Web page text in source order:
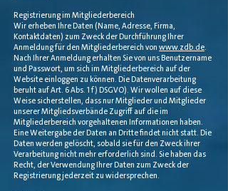
Registrierung im Mitgliederbereich
Wir erheben Ihre Daten (Name, Adresse, Firma,
Kontaktdaten) zum Zweck der Durchführung Ihrer
Anmeldung für den Mitgliederbereich von www.zdb.de.
Nach Ihrer Anmeldung erhalten Sie von uns Benutzername
und Passwort, um sich im Mitgliederbereich auf der
Website einloggen zu können. Die Datenverarbeitung
beruht auf Art. 6 Abs. 1 f) DSGVO). Wir wollen auf diese
Weise sicherstellen, dass nur Mitglieder und Mitglieder
unserer Mitgliedsverbände Zugriff auf die im
Mitgliederbereich vorgehaltenen Informationen haben.
Eine Weitergabe der Daten an Dritte findet nicht statt. Die
Daten werden gelöscht, sobald sie für den Zweck ihrer
Verarbeitung nicht mehr erforderlich sind. Sie haben das
Recht, der Verwendung Ihrer Daten zum Zweck der
Registrierung jederzeit zu widersprechen.